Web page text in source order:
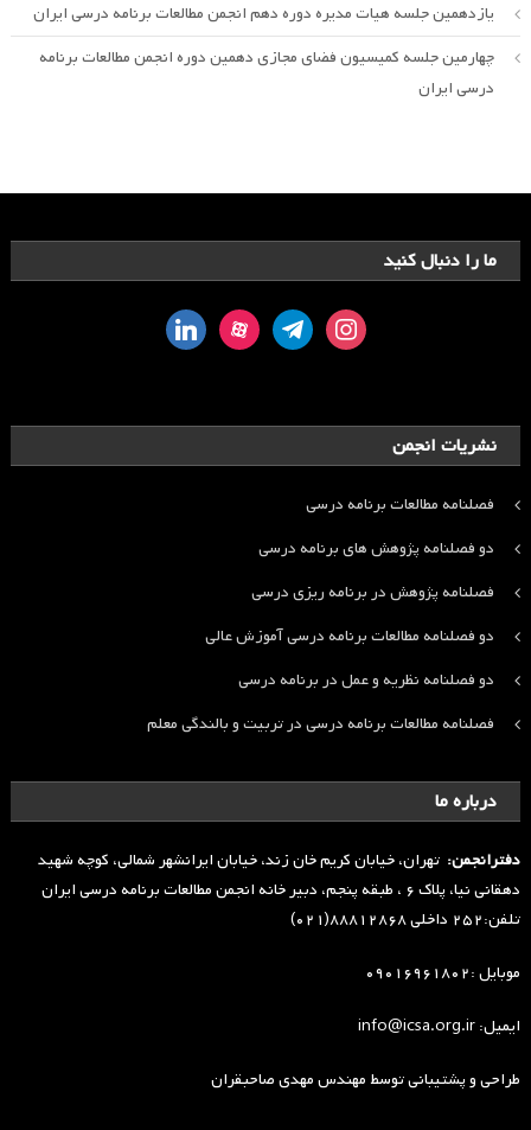
یازدهمین جلسه هیات مدیره دوره دهم انجمن مطالعات برنامه درسی ایران
چهارمین جلسه کمیسیون فضای مجازی دهمین دوره انجمن مطالعات برنامه
درسی ایران
ما را دنبال کنید
instagram
telegram
aparat
linkedin
نشریات انجمن
فصلنامه مطالعات برنامه درسی
دو فصلنامه پژوهش های برنامه درسی
فصلنامه پژوهش در برنامه ریزی درسی
دو فصلنامه مطالعات برنامه درسی آموزش عالی
دو فصلنامه نظریه و عمل در برنامه درسی
فصلنامه مطالعات برنامه درسی در تربیت و بالندگی معلم
درباره ما
دفترانجمن: تهران، خیابان کریم خان زند، خیابان ایرانشهر شمالی، کوچه شهید
دهقانی نیا، پلاک ۶ ، طبقه پنجم، دبیر خانه انجمن مطالعات برنامه درسی ایران
تلفن:۲۵۲ داخلی ۸۸۸۱۲۸۶۸(۰۲۱)
موبایل :۰۹۰۱۶۹۶۱۸۰۲
ایمیل: info@icsa.org.ir
طراحی و پشتیبانی توسطمهندس مهدی صاحبقران